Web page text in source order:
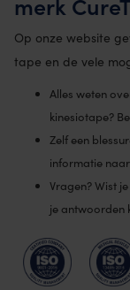
Op onze website
tape en de vele
Alles weten
kinesiotape?
Zelf een
informatie naar
Vragen? Wist
je antwoorden